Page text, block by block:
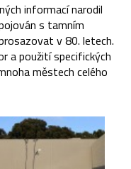
informací narodil
s tamním
v 80. letech.
a použití specifických
městech celého